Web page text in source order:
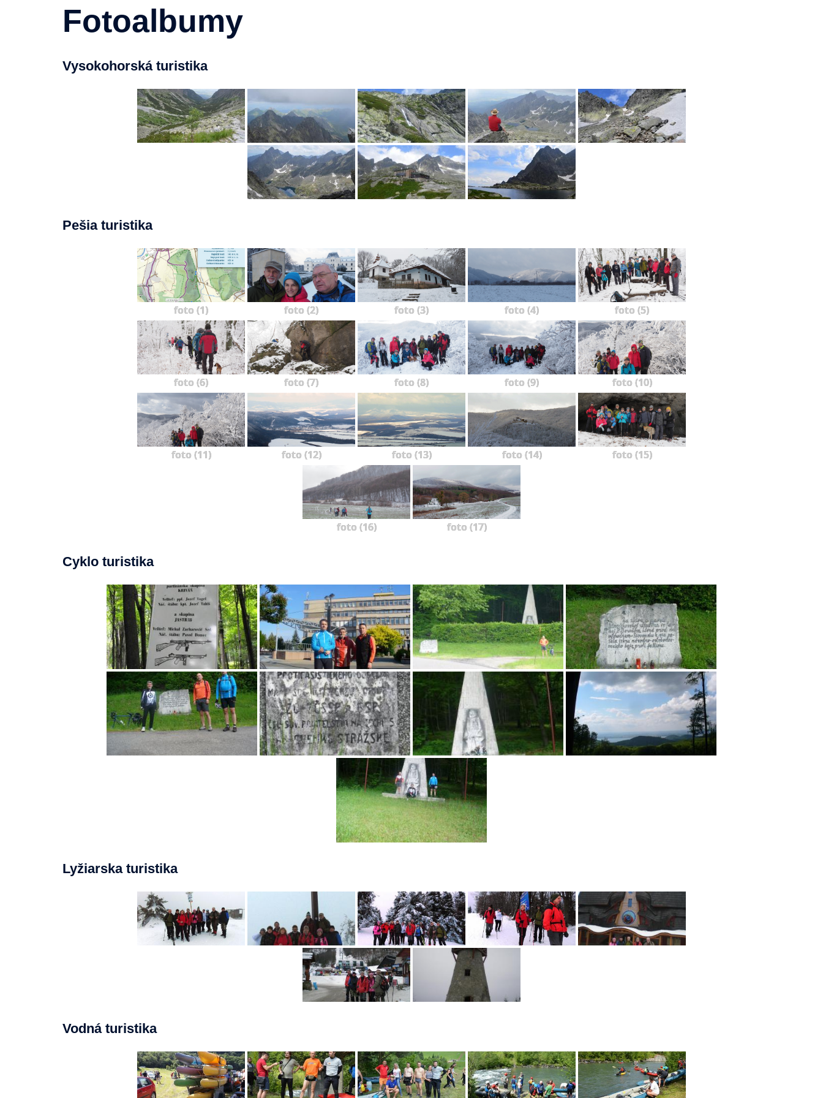
Fotoalbumy
Vysokohorská turistika
Pešia turistika
foto (1) foto (2) foto (3) foto (4) foto (5)
foto (6) foto (7) foto (8) foto (9) foto (10)
foto (11) foto (12) foto (13) foto (14) foto (15)
foto (16) foto (17)
Cyklo turistika
Lyžiarska turistika
Vodná turistika